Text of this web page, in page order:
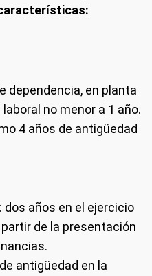
dependencia, en planta
no menor a 1 año.
4 años de antigüedad
años en el ejercicio
de la presentación
antigüedad en la